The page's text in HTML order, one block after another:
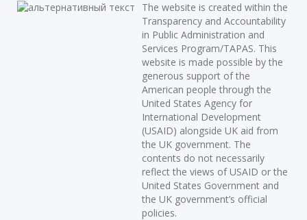
The website is created within the
Transparency and Accountability
in Public Administration and
Services Program/TAPAS. This
website is made possible by the
generous support of the
American people through the
United States Agency for
International Development
(USAID) alongside UK aid from
the UK government. The
contents do not necessarily
reflect the views of USAID or the
United States Government and
the UK government’s official
policies.